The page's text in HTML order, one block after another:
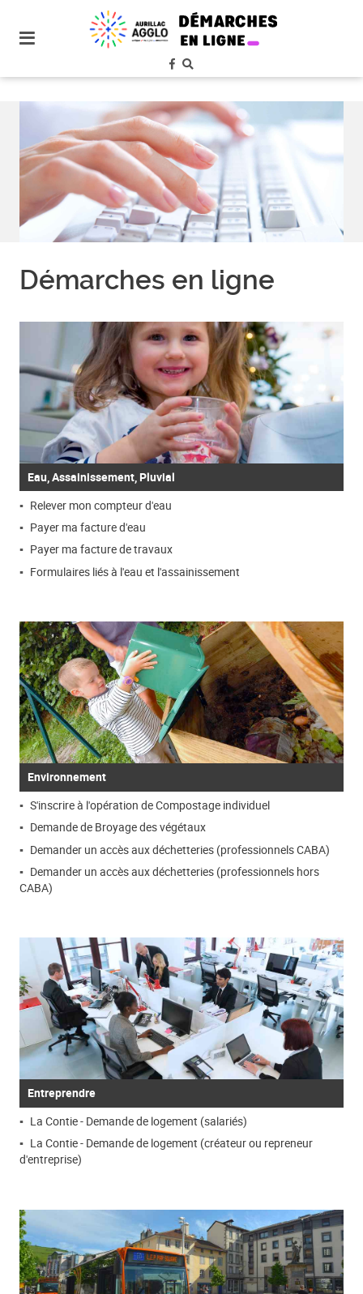
site
menu
aller au
contenu
Démarches en ligne
Eau, Assainissement, Pluvial
Relever mon compteur d'eau
Payer ma facture d'eau
Payer ma facture de travaux
Formulaires liés à l'eau et l'assainissement
Environnement
S'inscrire à l'opération de Compostage individuel
Demande de Broyage des végétaux
Demander un accès aux déchetteries (professionnels CABA)
Demander un accès aux déchetteries (professionnels hors
CABA)
Entreprendre
La Contie - Demande de logement (salariés)
La Contie - Demande de logement (créateur ou repreneur
d'entreprise)